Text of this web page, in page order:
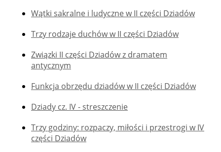
Wątki sakralne i ludyczne w II części Dziadów
Trzy rodzaje duchów w II części Dziadów
Związki II części Dziadów z dramatem
antycznym
Funkcja obrzędu dziadów w II części Dziadów
Dziady cz. IV - streszczenie
Trzy godziny: rozpaczy, miłości i przestrogi w IV
części Dziadów